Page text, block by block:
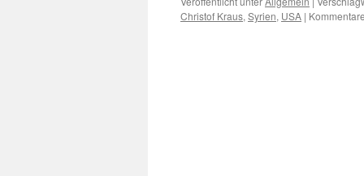
Christof Kraus, Syrien, USA |